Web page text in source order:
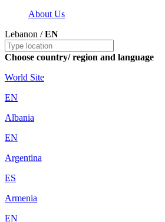
About Us
Lebanon /EN
Choose country/ region and language
World Site
EN
Albania
EN
Argentina
ES
Armenia
EN